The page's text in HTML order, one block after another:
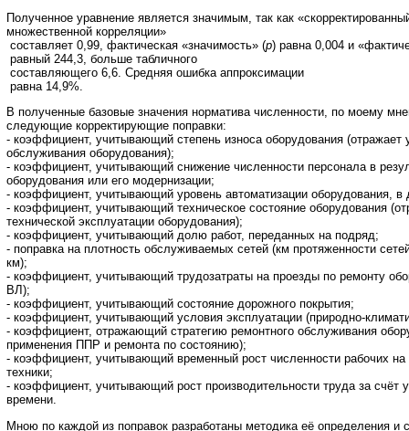
Полученное уравнение является значимым, так как
множественной корреляции»
составляет 0,99, фактическая «значимость» (р) равна 0,004 и
равный 244,3, больше табличного
составляющего 6,6. Средняя ошибка аппроксимации
равна 14,9%.
В полученные базовые значения норматива численности, по моему
следующие корректирующие поправки:
- коэффициент, учитывающий степень износа оборудования (отражает
обслуживания оборудования);
- коэффициент, учитывающий снижение численности персонала в
оборудования или его модернизации;
- коэффициент, учитывающий уровень автоматизации оборудования, в
- коэффициент, учитывающий техническое состояние оборудования
технической эксплуатации оборудования);
- коэффициент, учитывающий долю работ, переданных на подряд;
- поправка на плотность обслуживаемых сетей (км протяженности
км);
- коэффициент, учитывающий трудозатраты на проезды по ремонту
ВЛ);
- коэффициент, учитывающий состояние дорожного покрытия;
- коэффициент, учитывающий условия эксплуатации (природно-
- коэффициент, отражающий стратегию ремонтного обслуживания
применения ППР и ремонта по состоянию);
- коэффициент, учитывающий временный рост численности рабочих на
техники;
- коэффициент, учитывающий рост производительности труда за счёт
времени.
Мною по каждой из поправок разработаны методика её определения и